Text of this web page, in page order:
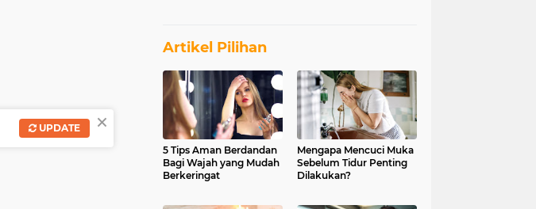
Artikel Pilihan
5 Tips Aman Berdandan
Bagi Wajah yang Mudah
Berkeringat
Mengapa Mencuci Muka
Sebelum Tidur Penting
Dilakukan?
×
UPDATE